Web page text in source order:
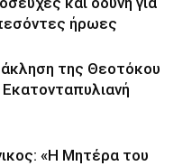
ήρωες
της Θεοτόκου
Εκατονταπυλιανή
«Η Μητέρα του